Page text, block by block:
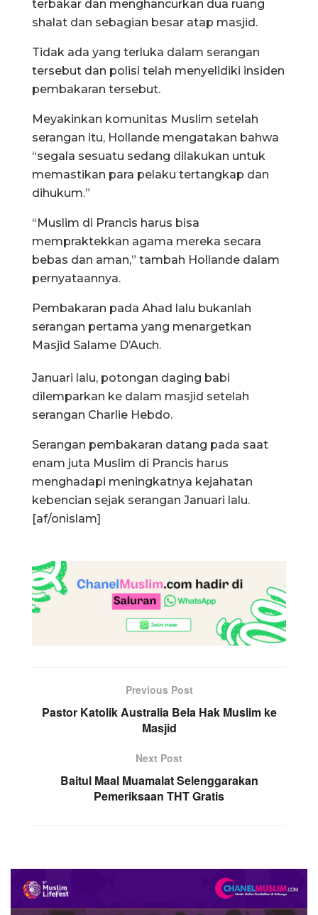
terbakar dan menghancurkan dua ruang
shalat dan sebagian besar atap masjid.
Tidak ada yang terluka dalam serangan
tersebut dan polisi telah menyelidiki insiden
pembakaran tersebut.
Meyakinkan komunitas Muslim setelah
serangan itu, Hollande mengatakan bahwa
“segala sesuatu sedang dilakukan untuk
memastikan para pelaku tertangkap dan
dihukum.”
“Muslim di Prancis harus bisa
mempraktekkan agama mereka secara
bebas dan aman,” tambah Hollande dalam
pernyataannya.
Pembakaran pada Ahad lalu bukanlah
serangan pertama yang menargetkan
Masjid Salame D’Auch.
Januari lalu, potongan daging babi
dilemparkan ke dalam masjid setelah
serangan Charlie Hebdo.
Serangan pembakaran datang pada saat
enam juta Muslim di Prancis harus
menghadapi meningkatnya kejahatan
kebencian sejak serangan Januari lalu.
[af/onislam]
Previous Post
Pastor Katolik Australia Bela Hak Muslim ke
Masjid
Next Post
Baitul Maal Muamalat Selenggarakan
Pemeriksaan THT Gratis